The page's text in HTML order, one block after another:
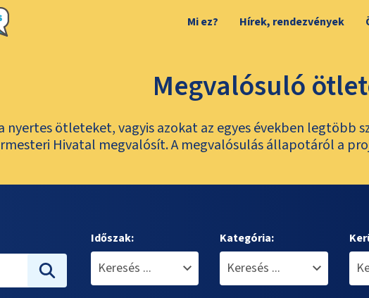
Mi ez? Hírek, rendezvények
Megvalósuló
ötleteket, vagyis azokat az egyes években legtöbb
Hivatal megvalósít. A megvalósulás állapotáról a
Időszak: Kategória: